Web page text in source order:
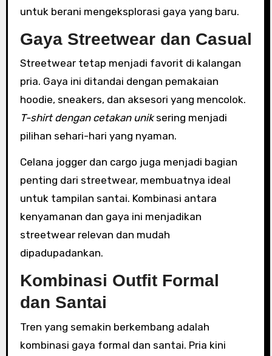
untuk berani mengeksplorasi gaya yang baru.
Gaya Streetwear dan Casual
Streetwear tetap menjadi favorit di kalangan
pria. Gaya ini ditandai dengan pemakaian
hoodie, sneakers, dan aksesori yang mencolok.
T-shirt dengan cetakan uniksering menjadi
pilihan sehari-hari yang nyaman.
Celana jogger dan cargo juga menjadi bagian
penting dari streetwear, membuatnya ideal
untuk tampilan santai. Kombinasi antara
kenyamanan dan gaya ini menjadikan
streetwear relevan dan mudah
dipadupadankan.
Kombinasi Outfit Formal
dan Santai
Tren yang semakin berkembang adalah
kombinasi gaya formal dan santai. Pria kini